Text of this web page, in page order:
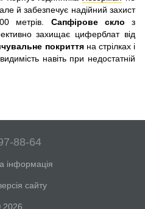
й забезпечує надійний захист
метрів. Сапфірове скло з
захищає циферблат від
покриттяна стрілках і
навіть при недостатній
88-64
інформація
сайту
2026